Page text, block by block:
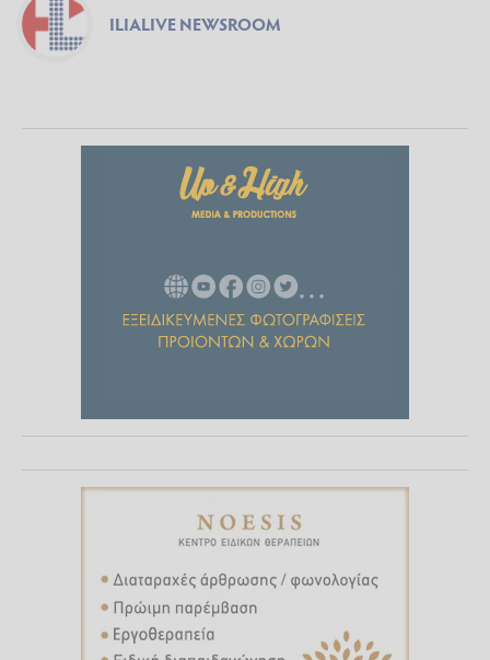
ILIALIVE NEWSROOM